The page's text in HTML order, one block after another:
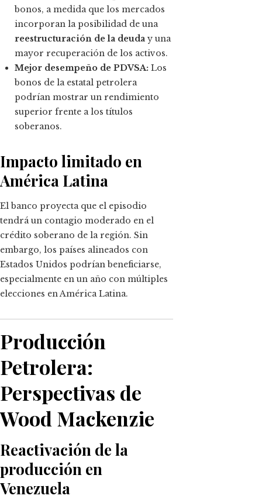
bonos, a medida que los mercados
incorporan la posibilidad de una
reestructuración de la deuda y una
mayor recuperación de los activos.
Mejor desempeño de PDVSA: Los
bonos de la estatal petrolera
podrían mostrar un rendimiento
superior frente a los títulos
soberanos.
Impacto limitado en
América Latina
El banco proyecta que el episodio
tendrá un contagio moderado en el
crédito soberano de la región. Sin
embargo, los países alineados con
Estados Unidos podrían beneficiarse,
especialmente en un año con múltiples
elecciones en América Latina.
Producción
Petrolera:
Perspectivas de
Wood Mackenzie
Reactivación de la
producción en
Venezuela